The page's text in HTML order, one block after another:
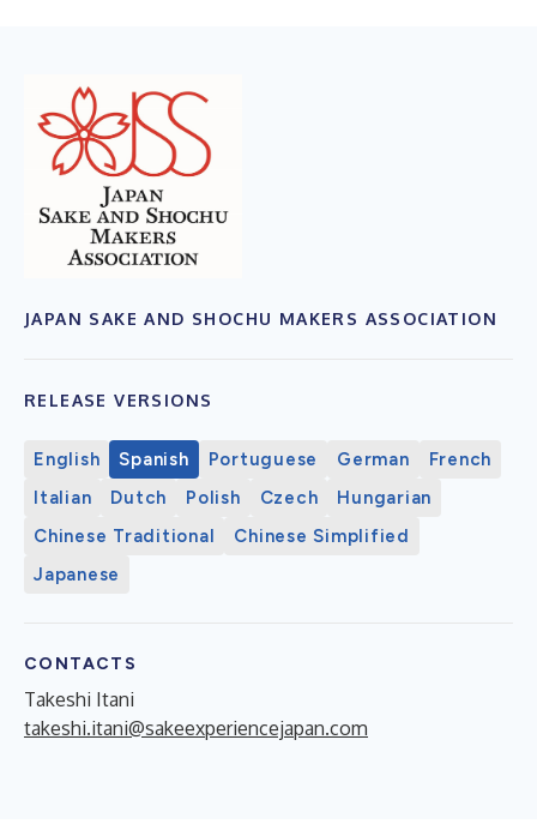
JAPAN SAKE AND SHOCHU MAKERS ASSOCIATION
RELEASE VERSIONS
English Spanish Portuguese German
French
Italian
Dutch Polish Czech
Hungarian
Chinese Traditional
Chinese Simplified
Japanese
CONTACTS
Takeshi Itani
takeshi.itani@sakeexperiencejapan.com